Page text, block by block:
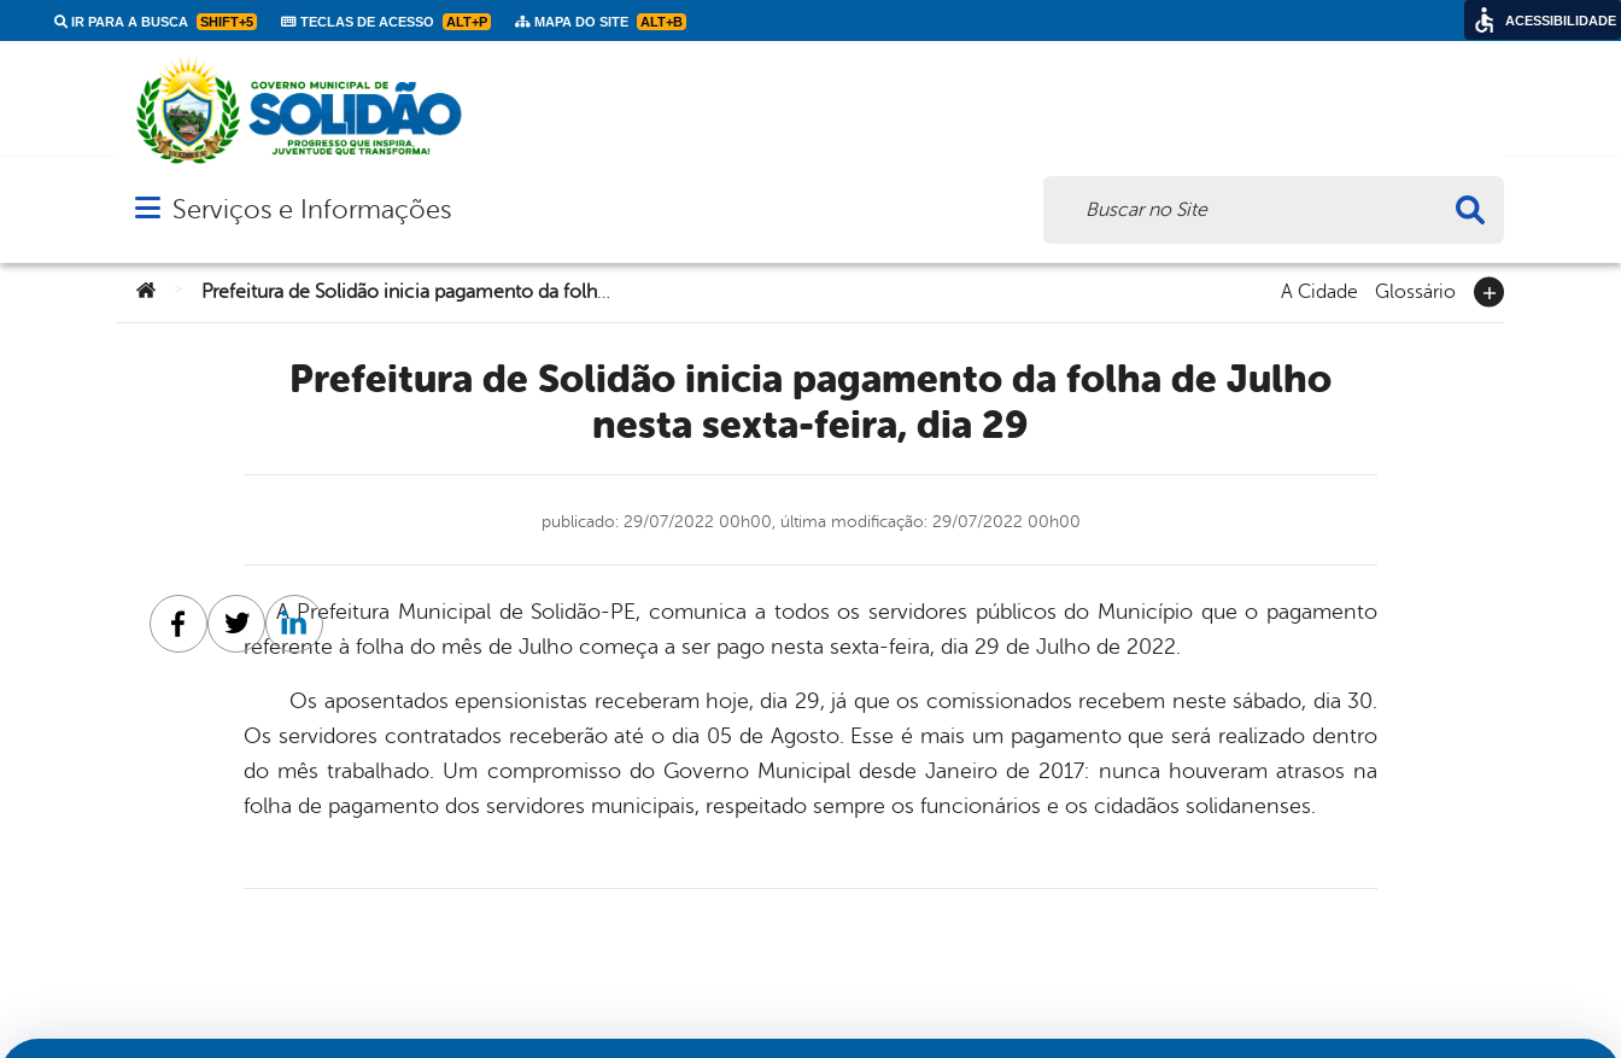
IR PARA A BUSCA SHIFT+5 TECLAS DE ACESSO ALT+P MAPA DO SITE ALT+B
Abrir menu principal de navegação
Serviços e Informações
Você está aqui: Prefeitura de Solidão inicia pagamento da folha de Julho nesta sexta-feira, dia 29 A Cidade Glossário
Prefeitura de Solidão inicia pagamento da folha de Julho
nesta sexta-feira, dia 29
publicado: 29/07/2022 00h00, última modificação: 29/07/2022 00h00
A Prefeitura Municipal de Solidão-PE, comunica a todos os servidores públicos do Município que o pagamento
referente à folha do mês de Julho começa a ser pago nesta sexta-feira, dia 29 de Julho de 2022.
Os aposentados epensionistas receberam hoje, dia 29, já que os comissionados recebem neste sábado, dia 30.
Os servidores contratados receberão até o dia 05 de Agosto. Esse é mais um pagamento que será realizado dentro
do mês trabalhado. Um compromisso do Governo Municipal desde Janeiro de 2017: nunca houveram atrasos na
folha de pagamento dos servidores municipais, respeitado sempre os funcionários e os cidadãos solidanenses.
Facebook
TwitterLinkedin
ACESSIBILIDADE